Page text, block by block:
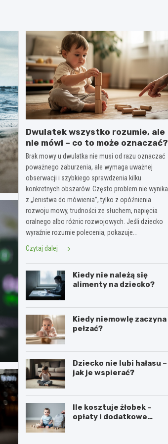
Dwulatek wszystko rozumie, ale
nie mówi – co to może oznaczać?
Brak mowy u dwulatka nie musi od razu oznaczać
poważnego zaburzenia, ale wymaga uważnej
obserwacji i szybkiego sprawdzenia kilku
konkretnych obszarów. Często problem nie wynika
z „lenistwa do mówienia”, tylko z opóźnienia
rozwoju mowy, trudności ze słuchem, napięcia
oralnego albo różnic rozwojowych. Jeśli dziecko
wyraźnie rozumie polecenia, pokazuje…
Czytaj dalej
Kiedy nie należą się
alimenty na dziecko?
Kiedy niemowlę zaczyna
pełzać?
Dziecko nie lubi hałasu –
jak je wspierać?
Ile kosztuje żłobek –
opłaty i dodatkowe